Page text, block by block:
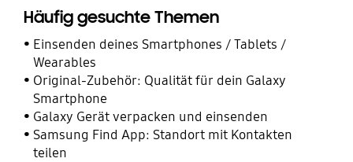
Häufig gesuchte Themen
Einsenden deines Smartphones / Tablets /
Wearables
Original-Zubehör: Qualität für dein Galaxy
Smartphone
Galaxy Gerät verpacken und einsenden
Samsung Find App: Standort mit Kontakten
teilen